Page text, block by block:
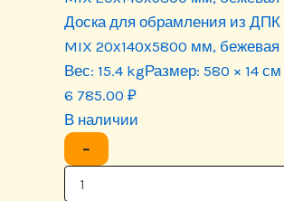
Доска для обрамления из ДПК
MIX 20х140х5800 мм, бежевая
Вес: 15.4 kgРазмер: 580 × 14
6 785.00 ₽
В наличии
−